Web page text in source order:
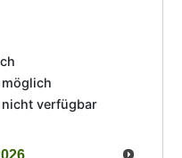
nicht verfügbar